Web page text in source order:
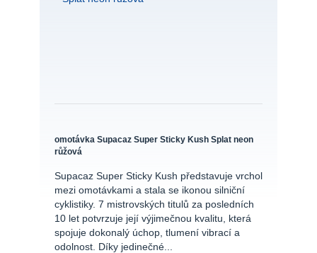
omotávka Supacaz Super Sticky Kush Splat neon
růžová
Supacaz Super Sticky Kush představuje vrchol
mezi omotávkami a stala se ikonou silniční
cyklistiky. 7 mistrovských titulů za posledních
10 let potvrzuje její výjimečnou kvalitu, která
spojuje dokonalý úchop, tlumení vibrací a
odolnost. Díky jedinečné...